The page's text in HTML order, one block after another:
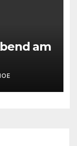
am